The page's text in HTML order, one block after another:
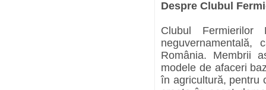
Despre Clubul
Clubul
neguvernamentală,
România. Membrii
modele de afaceri
în agricultură, pentru